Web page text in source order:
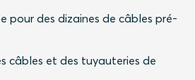
pour des dizaines de câbles pré-
câbles et des tuyauteries de